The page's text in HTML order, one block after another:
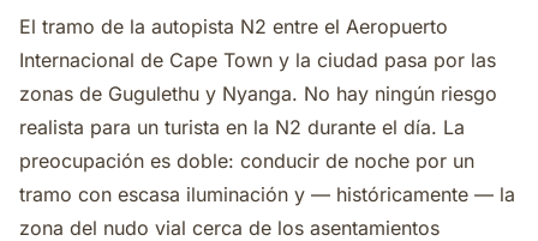
El tramo de la autopista N2 entre el Aeropuerto
Internacional de Cape Town y la ciudad pasa por las
zonas de Gugulethu y Nyanga. No hay ningún riesgo
realista para un turista en la N2 durante el día. La
preocupación es doble: conducir de noche por un
tramo con escasa iluminación y — históricamente — la
zona del nudo vial cerca de los asentamientos